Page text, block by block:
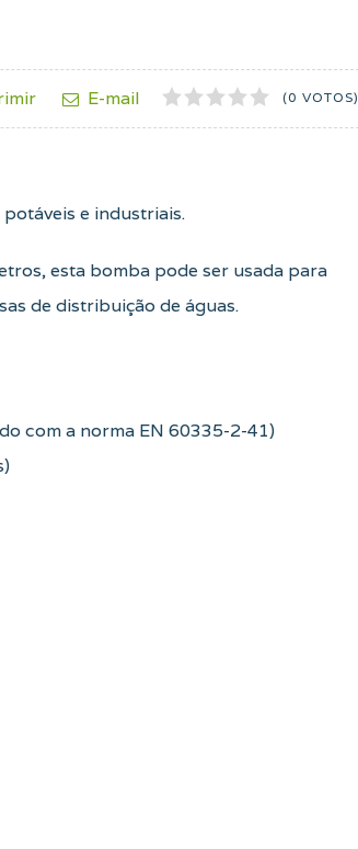
E-mail 1
2
3
4
5
(0 VOTOS)
e industriais.
esta bomba pode ser usada para
de distribuição de águas.
com a norma EN 60335-2-41)